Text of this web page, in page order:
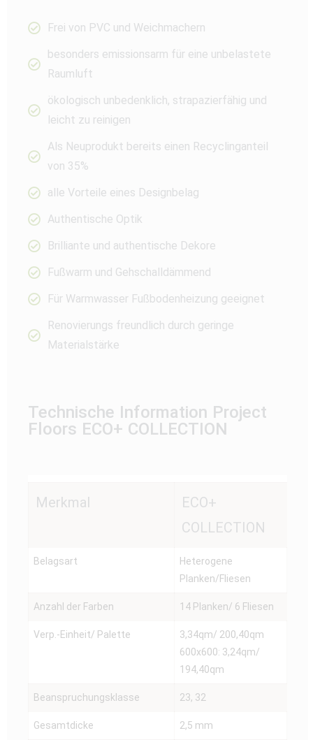
Frei von PVC und Weichmachern
besonders emissionsarm für eine unbelastete
Raumluft
ökologisch unbedenklich, strapazierfähig und
leicht zu reinigen
Als Neuprodukt bereits einen Recyclinganteil
von 35%
alle Vorteile eines Designbelag
Authentische Optik
Brilliante und authentische Dekore
Fußwarm und Gehschalldämmend
Für Warmwasser Fußbodenheizung geeignet
Renovierungs freundlich durch geringe
Materialstärke
Technische Information Project
Floors ECO+ COLLECTION
Merkmal
ECO+
COLLECTION
Belagsart
Heterogene
Planken/Fliesen
Anzahl der Farben 14 Planken/ 6 Fliesen
Verp.-Einheit/ Palette
3,34qm/ 200,40qm
600x600: 3,24qm/
194,40qm
Beanspruchungsklasse 23, 32
Gesamtdicke 2,5 mm